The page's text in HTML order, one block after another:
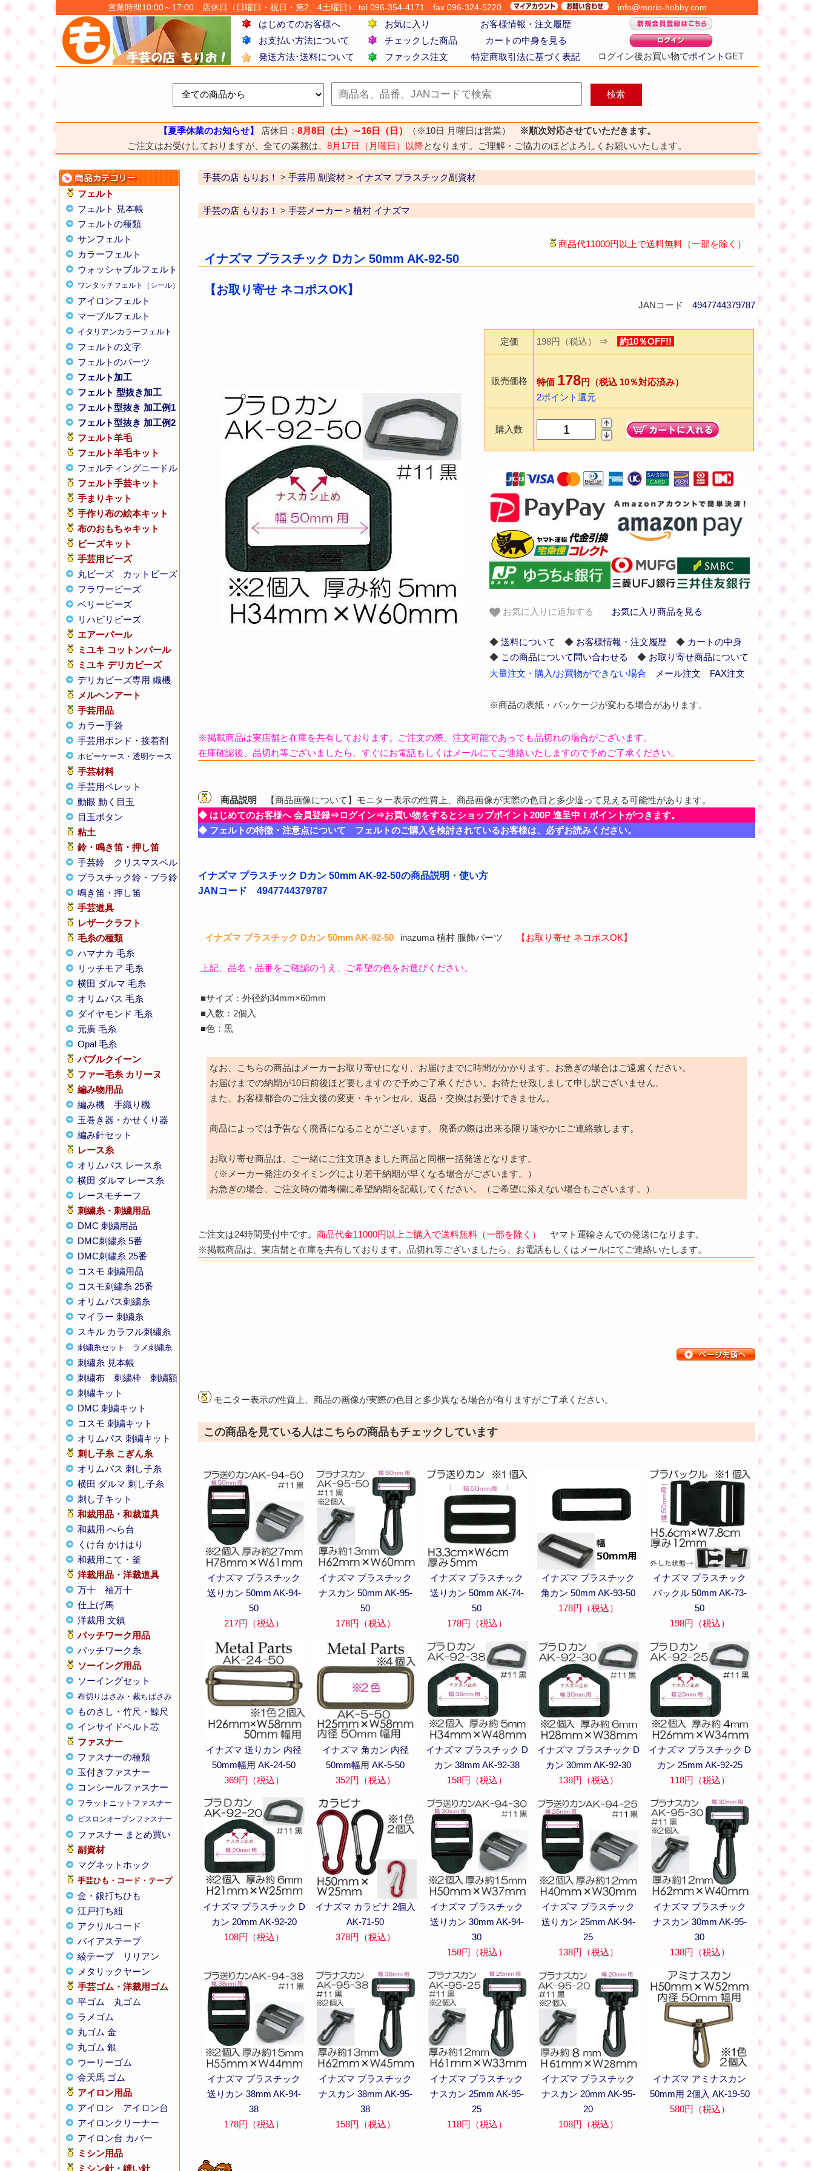
営業時間10:00～17:00 店休日（日曜日・祝日・第2、4土曜日） tel 096-354-4171 fax 096-324-5220 info@morio-hobby.com
はじめてのお客様へ お気に入り お客様情報・注文履歴
ログイン後お買い物でポイントGET
お支払い方法について チェックした商品
カートの中身を見る
発送方法･送料について
ファックス注文 特定商取引法に基づく表記
【夏季休業のお知らせ】 店休日： 8月8日（土）～16日（日） （※10日 月曜日は営業）
※順次対応させていただきます。
ご注文はお受けしておりますが、全ての業務は、 8月17日（月曜日）以降となります。ご理解・ご協力のほどよろしくお願いいたします。
フェルト
フェルト 見本帳
フェルトの種類
サンフェルト
カラーフェルト
ウォッシャブルフェルト
ワンタッチフェルト（シール）
アイロンフェルト
マーブルフェルト
イタリアンカラーフェルト
フェルトの文字
フェルトのパーツ
フェルト加工
フェルト 型抜き加工
フェルト型抜き 加工例1
フェルト型抜き 加工例2
フェルト羊毛
フェルト羊毛キット
フェルティングニードル
フェルト手芸キット
手まりキット
手作り布の絵本キット
布のおもちゃキット
ビーズキット
手芸用ビーズ
丸ビーズ
カットビーズ
フラワービーズ
ベリービーズ
リハビリビーズ
エアーパール
ミユキ コットンパール
ミユキ デリカビーズ
デリカビーズ専用 織機
メルヘンアート
手芸用品
カラー手袋
手芸用ボンド・接着剤
ホビーケース・透明ケース
手芸材料
手芸用ペレット
動眼 動く目玉
目玉ボタン
粘土
鈴・鳴き笛・押し笛
手芸鈴
クリスマスベル
プラスチック鈴・プラ鈴
鳴き笛・押し笛
手芸道具
レザークラフト
毛糸の種類
ハマナカ 毛糸
リッチモア 毛糸
横田 ダルマ 毛糸
オリムパス 毛糸
ダイヤモンド 毛糸
元廣 毛糸
Opal 毛糸
バブルクイーン
ファー毛糸 カリーヌ
編み物用品
編み機
手織り機
玉巻き器・かせくり器
編み針セット
レース糸
オリムパス レース糸
横田 ダルマ レース糸
レースモチーフ
刺繍糸・刺繍用品
DMC 刺繍用品
DMC刺繍糸 5番
DMC刺繍糸 25番
コスモ 刺繍用品
コスモ刺繍糸 25番
オリムパス刺繍糸
マイラー 刺繍糸
スキル カラフル刺繍糸
刺繍糸セット ラメ刺繍糸
刺繍糸 見本帳
刺繍布
刺繍枠
刺繍額
刺繍キット
DMC 刺繍キット
コスモ 刺繍キット
オリムパス 刺繍キット
刺し子糸 こぎん糸
オリムパス 刺し子糸
横田 ダルマ 刺し子糸
刺し子キット
和裁用品・和裁道具
和裁用 へら台
くけ台 かけはり
和裁用こて・釜
洋裁用品・洋裁道具
万十
袖万十
仕上げ馬
洋裁用 文鎮
パッチワーク用品
パッチワーク糸
ソーイング用品
ソーイングセット
布切りはさみ・裁ちばさみ
ものさし・竹尺・鯨尺
インサイドベルト芯
ファスナー
ファスナーの種類
玉付きファスナー
コンシールファスナー
フラットニットファスナー
ビスロンオープンファスナー
ファスナー まとめ買い
副資材
マグネットホック
手芸ひも・コード・テープ
金・銀打ちひも
江戸打ち紐
アクリルコード
バイアステープ
綾テープ
リリアン
メタリックヤーン
手芸ゴム・洋裁用ゴム
平ゴム
丸ゴム
ラメゴム
丸ゴム 金
丸ゴム 銀
ウーリーゴム
金天馬 ゴム
アイロン用品
アイロン
アイロン台
アイロンクリーナー
アイロン台 カバー
ミシン用品
ミシン針・縫い針
手芸の店 もりお！ > 手芸用 副資材 > イナズマ プラスチック副資材
手芸の店 もりお！ > 手芸メーカー > 植村 イナズマ
商品代11000円以上で送料無料（一部を除く）
イナズマ プラスチック Dカン 50mm AK-92-50
【お取り寄せ ネコポスOK】
JANコード 4947744379787
定価 198円（税込） ⇒ 約10％OFF!!
販売価格 特価 178円（税込 10％対応済み）
2ポイント還元
購入数
お気に入りに追加する お気に入り商品を見る
◆ 送料について ◆ お客様情報・注文履歴◆ カートの中身
◆ この商品について問い合わせる ◆ お取り寄せ商品について
大量注文・購入/お買物ができない場合
メール注文 FAX注文
※商品の表紙・パッケージが変わる場合があります。
※掲載商品は実店舗と在庫を共有しております。ご注文の際、注文可能であっても品切れの場合がございます。
在庫確認後、品切れ等ございましたら、すぐにお電話もしくはメールにてご連絡いたしますので予めご了承ください。
商品説明
【商品画像について】モニター表示の性質上、商品画像が実際の色目と多少違って見える可能性があります。
◆ はじめてのお客様へ 会員登録⇒ログイン⇒お買い物をするとショップポイント200P 進呈中！ポイントがつきます。
◆ フェルトの特徴・注意点について フェルトのご購入を検討されているお客様は、必ずお読みください。
イナズマ プラスチック Dカン 50mm AK-92-50の商品説明・使い方
JANコード 4947744379787
イナズマ プラスチック Dカン 50mm AK-92-50 inazuma 植村 服飾パーツ 【お取り寄せ ネコポスOK】
上記、品名・品番をご確認のうえ、ご希望の色をお選びください。
■サイズ：外径約34mm×60mm
■入数：2個入
■色：黒
なお、こちらの商品はメーカーお取り寄せになり、お届けまでに時間がかかります。お急ぎの場合はご遠慮ください。
お届けまでの納期が10日前後ほど要しますので予めご了承ください。お待たせ致しまして申し訳ございません。
また、お客様都合のご注文後の変更・キャンセル、返品・交換はお受けできません。
商品によっては予告なく廃番になることがございます。 廃番の際は出来る限り速やかにご連絡致します。
お取り寄せ商品は、ご一緒にご注文頂きました商品と同梱一括発送となります。
（※メーカー発注のタイミングにより若干納期が早くなる場合がございます。）
お急ぎの場合、ご注文時の備考欄に希望納期を記載してください。（ご希望に添えない場合もございます。）
ご注文は24時間受付中です。 商品代金11000円以上ご購入で送料無料（一部を除く）
ヤマト運輸さんでの発送になります。
※掲載商品は、実店舗と在庫を共有しております。品切れ等ございましたら、お電話もしくはメールにてご連絡いたします。
モニター表示の性質上、商品の画像が実際の色目と多少異なる場合が有りますがご了承ください。
この商品を見ている人はこちらの商品もチェックしています
イナズマ プラスチック
送りカン 50mm AK-94-
50
217円（税込）
イナズマ プラスチック
ナスカン 50mm AK-95-
50
178円（税込）
イナズマ プラスチック
送りカン 50mm AK-74-
50
178円（税込）
イナズマ プラスチック
角カン 50mm AK-93-50
178円（税込）
イナズマ プラスチック
バックル 50mm AK-73-
50
198円（税込）
イナズマ 送りカン 内径
50mm幅用 AK-24-50
369円（税込）
イナズマ 角カン 内径
50mm幅用 AK-5-50
352円（税込）
イナズマ プラスチック D
カン 38mm AK-92-38
158円（税込）
イナズマ プラスチック D
カン 30mm AK-92-30
138円（税込）
イナズマ プラスチック D
カン 25mm AK-92-25
118円（税込）
イナズマ プラスチック D
カン 20mm AK-92-20
108円（税込）
イナズマ カラビナ 2個入
AK-71-50
378円（税込）
イナズマ プラスチック
送りカン 30mm AK-94-
30
158円（税込）
イナズマ プラスチック
送りカン 25mm AK-94-
25
138円（税込）
イナズマ プラスチック
ナスカン 30mm AK-95-
30
138円（税込）
イナズマ プラスチック
送りカン 38mm AK-94-
38
178円（税込）
イナズマ プラスチック
ナスカン 38mm AK-95-
38
158円（税込）
イナズマ プラスチック
ナスカン 25mm AK-95-
25
118円（税込）
イナズマ プラスチック
ナスカン 20mm AK-95-
20
108円（税込）
イナズマ アミナスカン
50mm用 2個入 AK-19-50
580円（税込）